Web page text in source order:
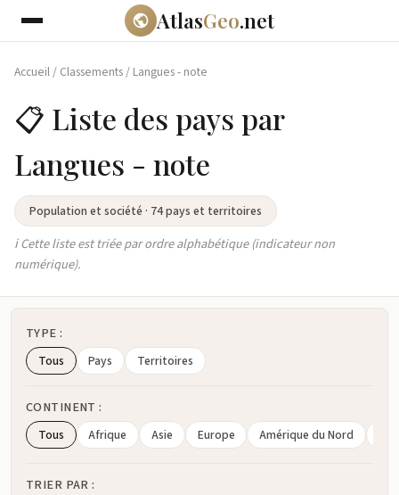
AtlasGeo.net
Accueil/ Classements/ Langues - note
📋 Liste des pays par
Langues - note
Population et société · 74 pays et territoires
ℹ️ Cette liste est triée par ordre alphabétique (indicateur non
numérique).
TYPE :
Tous Pays Territoires
CONTINENT :
Tous Afrique Asie Europe Amérique du Nord
TRIER PAR :